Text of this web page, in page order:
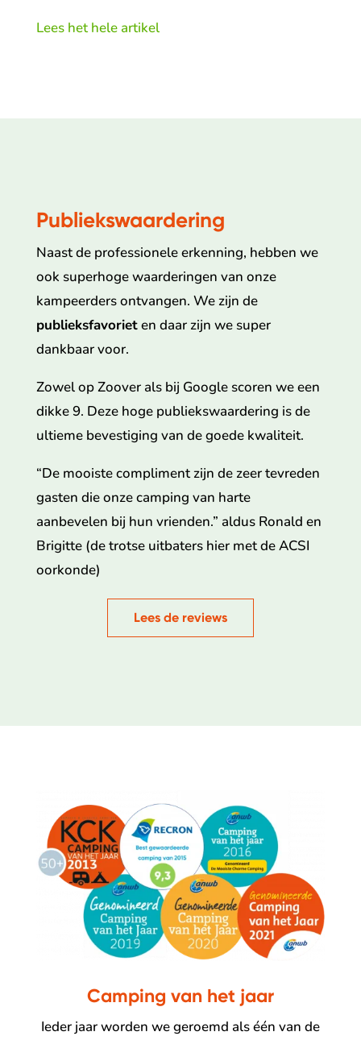
Lees het hele artikel
Publiekswaardering
Naast de professionele erkenning, hebben we
ook superhoge waarderingen van onze
kampeerders ontvangen. We zijn de
publieksfavorieten daar zijn we super
dankbaar voor.
Zowel op Zoover als bij Google scoren we een
dikke 9. Deze hoge publiekswaardering is de
ultieme bevestiging van de goede kwaliteit.
“De mooiste compliment zijn de zeer tevreden
gasten die onze camping van harte
aanbevelen bij hun vrienden.” aldus Ronald en
Brigitte (de trotse uitbaters hier met de ACSI
oorkonde)
Lees de reviews
Camping van het jaar
Ieder jaar worden we geroemd als één van de